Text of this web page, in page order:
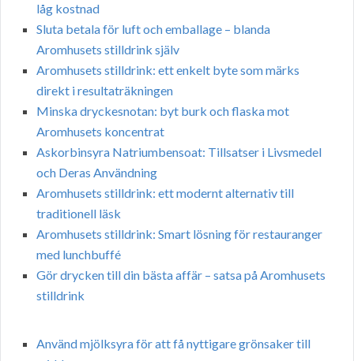
låg kostnad
Sluta betala för luft och emballage – blanda
Aromhusets stilldrink själv
Aromhusets stilldrink: ett enkelt byte som märks
direkt i resultaträkningen
Minska dryckesnotan: byt burk och flaska mot
Aromhusets koncentrat
Askorbinsyra Natriumbensoat: Tillsatser i Livsmedel
och Deras Användning
Aromhusets stilldrink: ett modernt alternativ till
traditionell läsk
Aromhusets stilldrink: Smart lösning för restauranger
med lunchbuffé
Gör drycken till din bästa affär – satsa på Aromhusets
stilldrink
Använd mjölksyra för att få nyttigare grönsaker till